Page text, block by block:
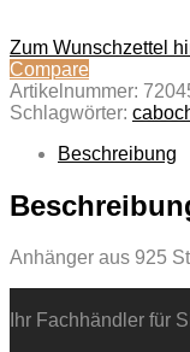
Zum Wunschzettel
Compare
Artikelnummer:
Schlagwörter:
Beschreibung
Anhänger aus 925
Ihr Fachhändler für